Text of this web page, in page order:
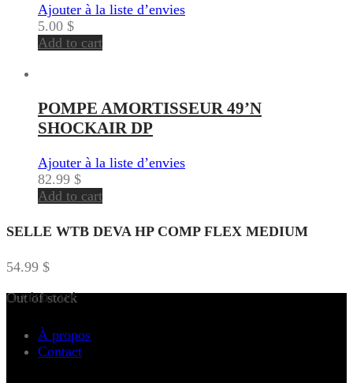
Ajouter à la liste d’envies
5.00 $
Add to cart
POMPE AMORTISSEUR 49’N
SHOCKAIR DP
Ajouter à la liste d’envies
82.99 $
Add to cart
SELLE WTB DEVA HP COMP FLEX MEDIUM
54.99 $
Out of stock
LE VÉLO CAFÉ
À propos
Contact